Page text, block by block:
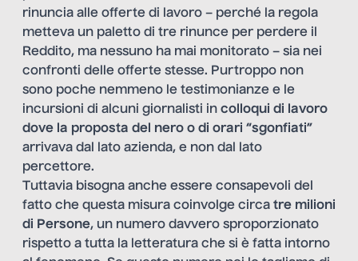
rinuncia alle offerte di lavoro – perché la regola
metteva un paletto di tre rinunce per perdere il
Reddito, ma nessuno ha mai monitorato – sia nei
confronti delle offerte stesse. Purtroppo non
sono poche nemmeno le testimonianze e le
incursioni di alcuni giornalisti in colloqui di lavoro
dove la proposta del nero o di orari “sgonfiati”
arrivava dal lato azienda, e non dal lato
percettore.
Tuttavia bisogna anche essere consapevoli del
fatto che questa misura coinvolge circa tre milioni
di Persone, un numero davvero sproporzionato
rispetto a tutta la letteratura che si è fatta intorno